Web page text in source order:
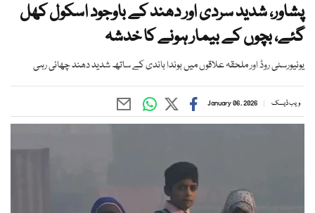
پشاور، شدید سردی اور دھند کے باوجود اسکول کھل
گئے، بچوں کے بیمار ہونے کا خدشہ
یونیورسٹی روڈ اور ملحقہ علاقوں میں بوندا باندی کے ساتھ شدید دھند چھائی رہی
ویب ڈیسک January 06, 2026